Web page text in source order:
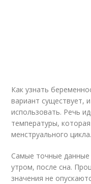
Как узнать
вариант существует,
использовать. Речь
температуры,
менструального цикла.
Самые точные данные
утром, после сна.
значения не